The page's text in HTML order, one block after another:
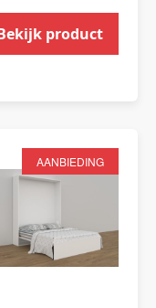
product
AANBIEDING